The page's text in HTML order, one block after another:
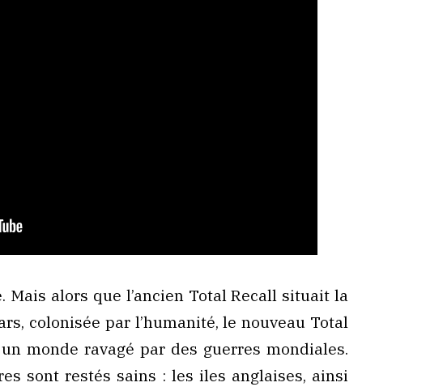
Mais alors que l’ancien Total Recall situait la
colonisée par l’humanité, le nouveau Total
monde ravagé par des guerres mondiales.
sont restés sains : les iles anglaises, ainsi